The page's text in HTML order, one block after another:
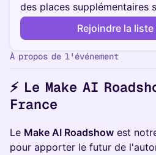
des places supplémentaires
Rejoindre la
À propos de l'événement
⚡️ Le Make AI
France
Le Make AI Roadshow est
pour apporter le futur de